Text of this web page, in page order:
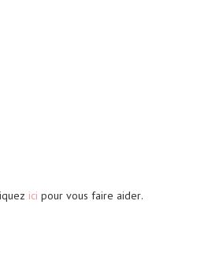
ici pour vous faire aider.